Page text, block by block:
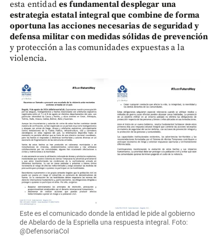
esta entidades fundamental desplegar una
estrategia estatal integral que combine de forma
oportuna las acciones necesarias de seguridad y
defensa militar con medidas sólidas de prevención
y protección a las comunidades expuestas a la
violencia.
Este es el comunicado donde la entidad le pide al gobierno
de Abelardo de la Espriella una respuesta integral. Foto:
@DefensoriaCol